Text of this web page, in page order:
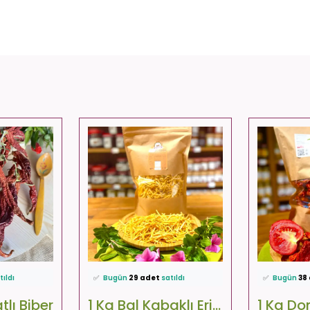
Biber
⭐️ Bu ürünü404 kişifavoriledi!
🛒 33 kişisepetine ekledi!
✅ Bugün 29 adet satıldı
1 Kg Bal Kabaklı Erişte
⭐️ Bu ürünü
🛒 33 kişi
✅ Bugün38